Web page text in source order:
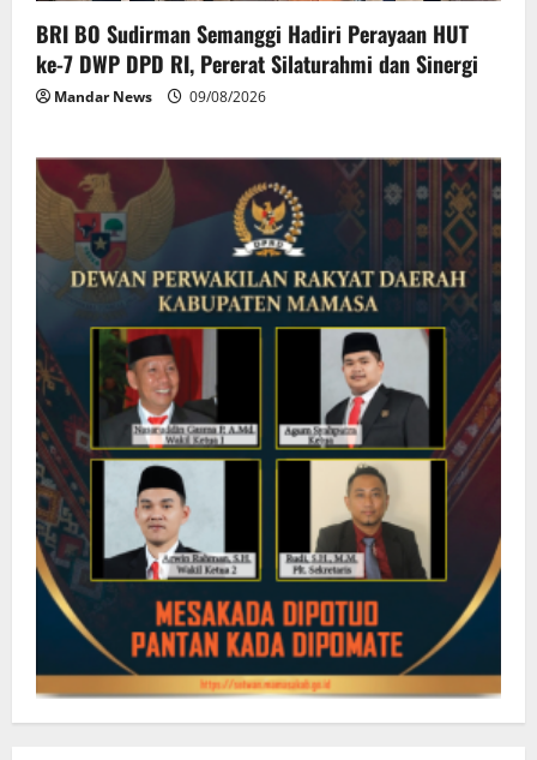
BRI BO Sudirman Semanggi Hadiri Perayaan HUT
ke-7 DWP DPD RI, Pererat Silaturahmi dan Sinergi
Mandar News 09/08/2026